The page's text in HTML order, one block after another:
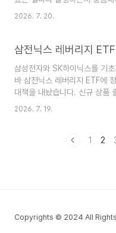
ROAD PLUS에서 먼저 확인
선별 교통 흐름을 비롯해
제 출발 경..
니다. 결론부터 말하면 2026년
상품은 현재 매매 가능✔ 신규
3,000만 원으로 상향✔ 매매차
15.4% 배당소득세 과세✔
반드시 저평가된 것은 아님삼전
지금 구매 못하는 걸까?기존에
단하거나 상장폐..
2026. 7. 20.
삼성전자와 SK하이닉스를 기
바 삼전닉스 레버리지 ETF에
대책을 내놨습니다. 신규 상품
예탁금 상향, 광고 금지까지 포
조치가 아닙니다.과열된 신규
니다.출시 이후 거래 규모가 빠
자자의 단기 투기 수요와 시장
2026. 7. 19.
1 2
Copyrights © 2024 All